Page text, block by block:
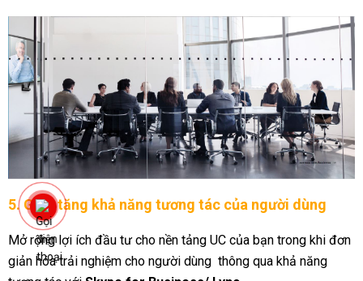
5. Giúp tăng khả năng tương tác của người dùng
Mở rộng lợi ích đầu tư cho nền tảng UC của bạn trong khi đơn
giản hóa trải nghiệm cho người dùng thông qua khả năng